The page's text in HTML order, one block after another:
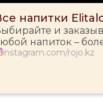
напитки
и
напиток –
instagram.com/rojo.kz